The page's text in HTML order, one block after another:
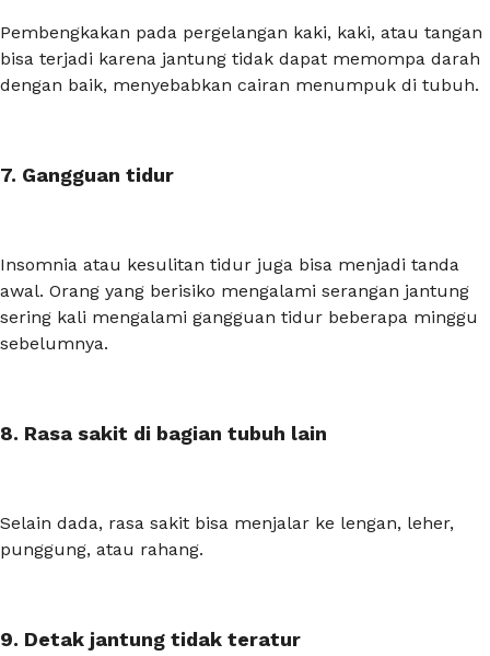
Pembengkakan pada pergelangan kaki, kaki, atau tangan
bisa terjadi karena jantung tidak dapat memompa darah
dengan baik, menyebabkan cairan menumpuk di tubuh.
7. Gangguan tidur
Insomnia atau kesulitan tidur juga bisa menjadi tanda
awal. Orang yang berisiko mengalami serangan jantung
sering kali mengalami gangguan tidur beberapa minggu
sebelumnya.
8. Rasa sakit di bagian tubuh lain
Selain dada, rasa sakit bisa menjalar ke lengan, leher,
punggung, atau rahang.
9. Detak jantung tidak teratur